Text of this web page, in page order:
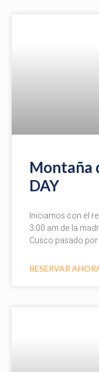
Montaña
DAY
Iniciamos con el
3:00 am de la
Cusco pasado
RESERVAR